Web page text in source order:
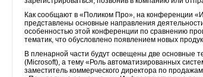
Как сообщают в «Поликом Про», на конференции
представлены основные направления
особенностью этой конференции по сравнению
тематик, что обусловлено появлением новых
В пленарной части будут освещены две основные
(Microsoft), а тему «Роль автоматизированных
заместитель коммерческого директора по